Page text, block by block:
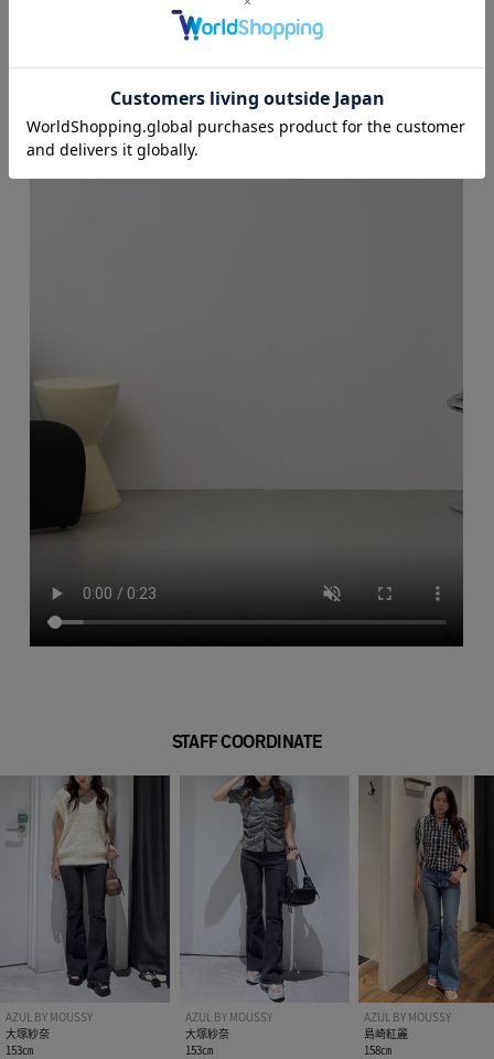
■250ISS12-005Jのリピート商品です。
■L/BLUはWEB限定色です。
（Mサイズ股下+7cm）※モデルサイズは販売しておりません
[注意事項]
STAFF COORDINATE
AZUL BY MOUSSY
大塚紗奈
153㎝
AZUL BY MOUSSY
大塚紗奈
153㎝
AZUL BY MOUSSY
島崎紅麗
158㎝